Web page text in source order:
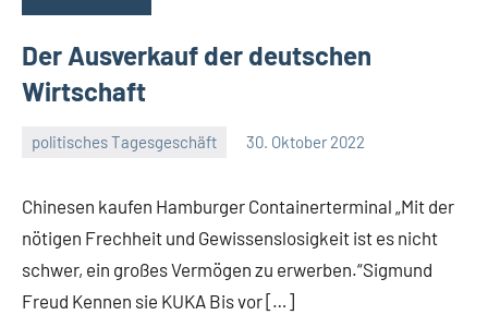
Der Ausverkauf der deutschen
Wirtschaft
politisches Tagesgeschäft 30. Oktober 2022
Guetti
Ein
Chinesen kaufen Hamburger Containerterminal „Mit der
nötigen Frechheit und Gewissenslosigkeit ist es nicht
schwer, ein großes Vermögen zu erwerben.“Sigmund
Freud Kennen sie KUKA Bis vor […]